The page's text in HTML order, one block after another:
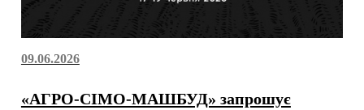
09.06.2026
«АГРО-СІМО-МАШБУД» запрошує